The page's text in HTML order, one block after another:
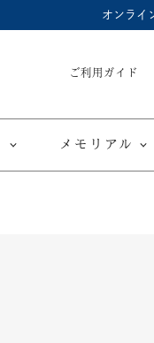
オンライ
ご利用ガイド
メモリアル